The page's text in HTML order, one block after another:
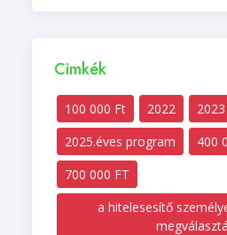
Cimkék
100 000 Ft 2022
2023
2025.éves program
400
700 000 FT
a hitelesesítő